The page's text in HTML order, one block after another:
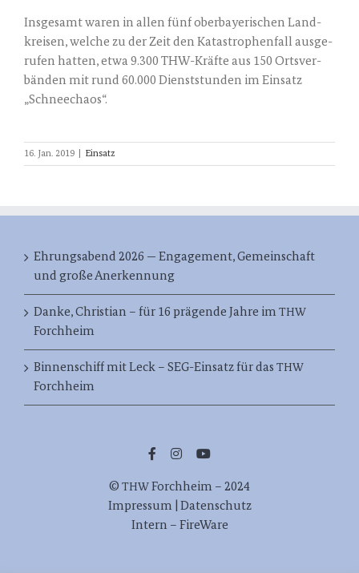
Ins­ge­samt waren in allen fünf ober­baye­ri­schen Land­
krei­sen, wel­che zu der Zeit den Kata­stro­phen­fall aus­ge­
ru­fen hat­ten, etwa 9.300 THW-Kräf­te aus 150 Orts­ver­
bän­den mit rund 60.000 Dienst­stun­den im Ein­satz
„Schnee­cha­os“.
16. Jan. 2019 Einsatz
Ehrungsabend 2026 — Engagement, Gemeinschaft
und große Anerkennung
Danke, Christian – für 16 prägende Jahre im THW
Forchheim
Binnenschiff mit Leck – SEG-Einsatz für das THW
Forchheim
© THW Forch­heim – 2024
Impres­sum | Datenschutz
Intern – FireWare